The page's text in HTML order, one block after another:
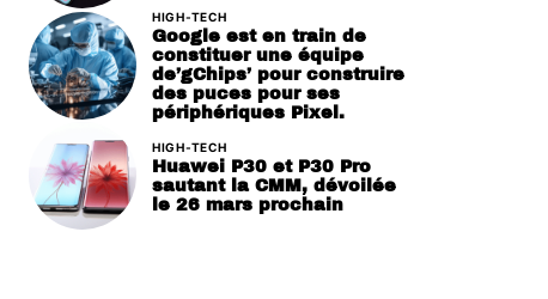
HIGH-TECH
Google est en train de
constituer une équipe
de’gChips’ pour construire
des puces pour ses
périphériques Pixel.
HIGH-TECH
Huawei P30 et P30 Pro
sautant la CMM, dévoilée
le 26 mars prochain